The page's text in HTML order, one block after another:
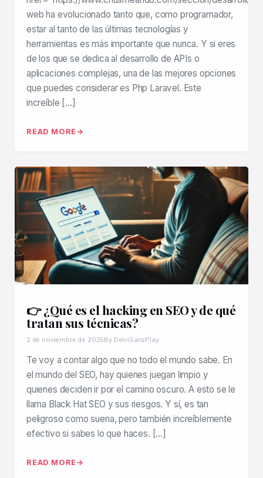
web ha evolucionado tanto que, como programador,
estar al tanto de las últimas tecnologías y
herramientas es más importante que nunca. Y si eres
de los que se dedica al desarrollo de APIs o
aplicaciones complejas, una de las mejores opciones
que puedes considerar es Php Laravel. Este
increíble […]
READ MORE
👉 ¿Qué es el hacking en SEO y de qué
tratan sus técnicas?
2 de noviembre de 2025By DeiviSanzPlay
Te voy a contar algo que no todo el mundo sabe. En
el mundo del SEO, hay quienes juegan limpio y
quienes deciden ir por el camino oscuro. A esto se le
llama Black Hat SEO y sus riesgos. Y sí, es tan
peligroso como suena, pero también increíblemente
efectivo si sabes lo que haces. […]
READ MORE